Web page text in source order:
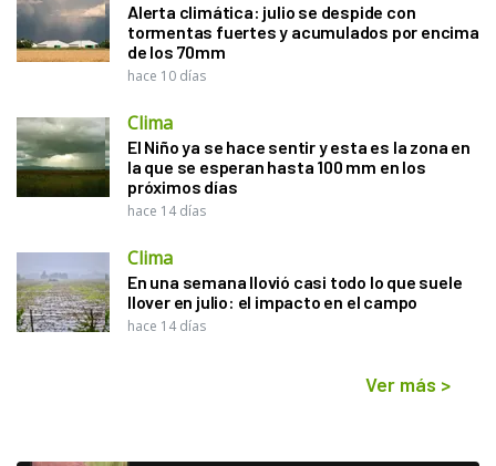
Alerta climática: julio se despide con
tormentas fuertes y acumulados por encima
de los 70mm
hace 10 días
Clima
El Niño ya se hace sentir y esta es la zona en
la que se esperan hasta 100 mm en los
próximos días
hace 14 días
Clima
En una semana llovió casi todo lo que suele
llover en julio: el impacto en el campo
hace 14 días
Ver más >